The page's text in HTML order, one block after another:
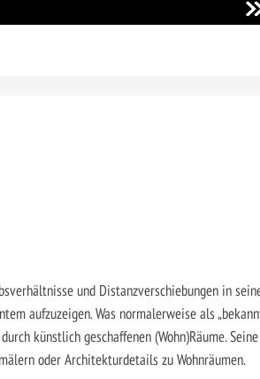
und Distanzverschiebungen in
aufzuzeigen. Was normalerweise als
künstlich geschaffenen (Wohn)Räume. Seine
oder Architekturdetails zu Wohnräumen.